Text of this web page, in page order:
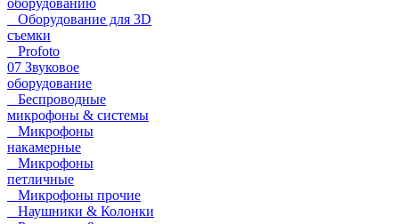
оборудованию
Оборудование для 3D
съемки
Profoto
07 Звуковое
оборудование
Беспроводные
микрофоны & системы
Микрофоны
накамерные
Микрофоны
петличные
Микрофоны прочие
Наушники & Колонки